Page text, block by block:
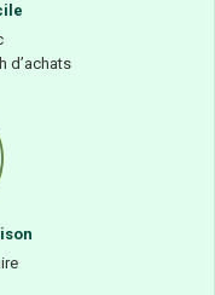
d’achats